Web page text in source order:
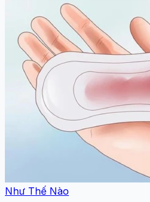
Như Thế Nào